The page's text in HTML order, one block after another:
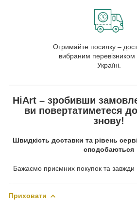
Отримайте посилку –
вибраним перевізником
Україні.
HiArt – зробивши
ви повертатиметеся
знову!
Швидкість доставки та рівень
сподобаються
Бажаємо приємних покупок та завжди
Приховати